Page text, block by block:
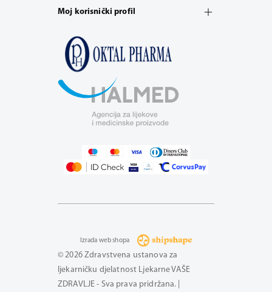
Moj korisnički profil
© 2026 Zdravstvena ustanova za
ljekarničku djelatnost Ljekarne VAŠE
ZDRAVLJE - Sva prava pridržana. |
Izrada web shopa